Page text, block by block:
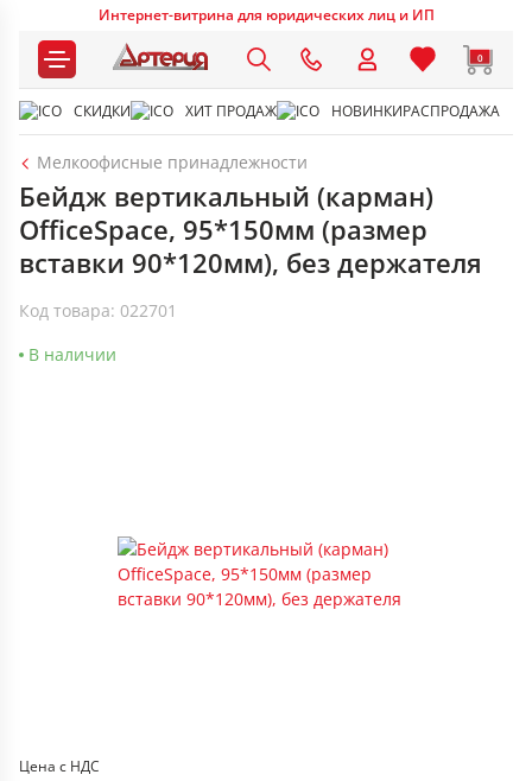
Интернет-витрина для юридических лиц и ИП
0
СКИДКИ ХИТ ПРОДАЖ НОВИНКИРАСПРОДАЖА
Мелкоофисные принадлежности
Бейдж вертикальный (карман)
OfficeSpace, 95*150мм (размер
вставки 90*120мм), без держателя
Код товара: 022701
В наличии
Цена с НДС